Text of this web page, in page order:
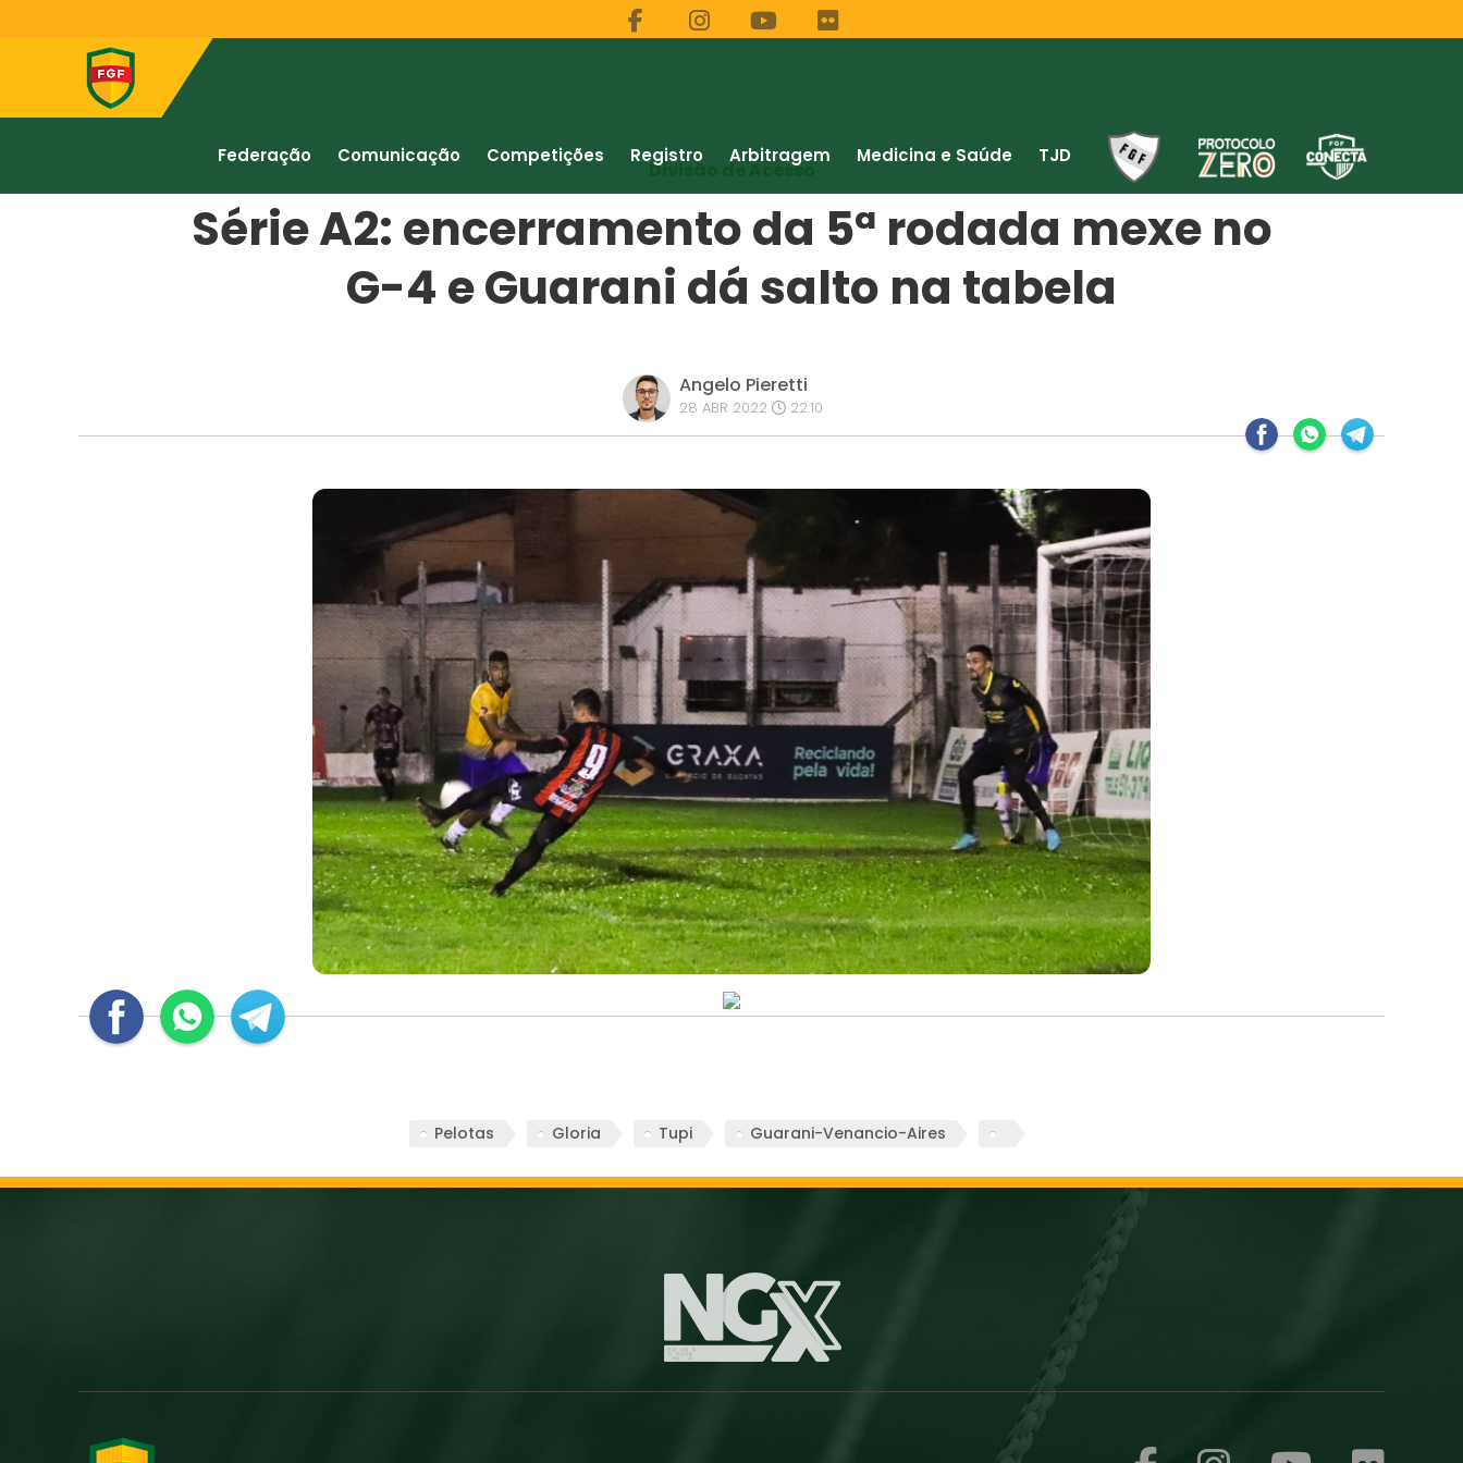
Federação Comunicação Competições Registro Arbitragem Medicina e Saúde TJD
Divisão de Acesso
Série A2: encerramento da 5ª rodada mexe no
G-4 e Guarani dá salto na tabela
Angelo Pieretti
28 ABR 2022 22:10
Pelotas Gloria Tupi Guarani-Venancio-Aires